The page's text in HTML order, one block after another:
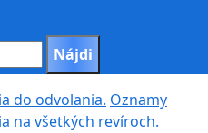
do odvolania. Oznamy
na všetkých revíroch.